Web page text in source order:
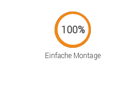
Einfache Montage